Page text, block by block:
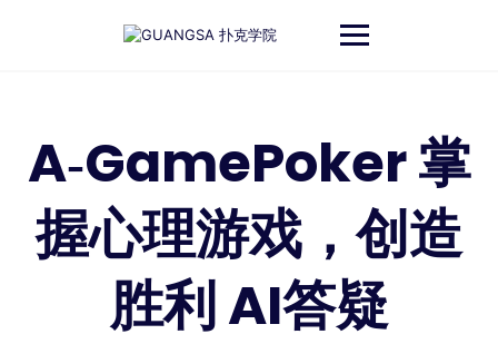
A‑GamePoker 掌
握心理游戏，创造
胜利 AI答疑